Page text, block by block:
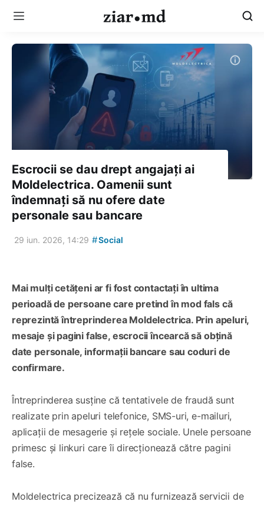
Escrocii se dau drept angajați ai
Moldelectrica. Oamenii sunt
îndemnați să nu ofere date
personale sau bancare
29 iun. 2026, 14:29 #Social
Mai mulți cetățeni ar fi fost contactați în ultima
perioadă de persoane care pretind în mod fals că
reprezintă întreprinderea Moldelectrica. Prin apeluri,
mesaje și pagini false, escrocii încearcă să obțină
date personale, informații bancare sau coduri de
confirmare.
Întreprinderea susține că tentativele de fraudă sunt
realizate prin apeluri telefonice, SMS-uri, e-mailuri,
aplicații de mesagerie și rețele sociale. Unele persoane
primesc și linkuri care îi direcționează către pagini
false.
Moldelectrica precizează că nu furnizează servicii de